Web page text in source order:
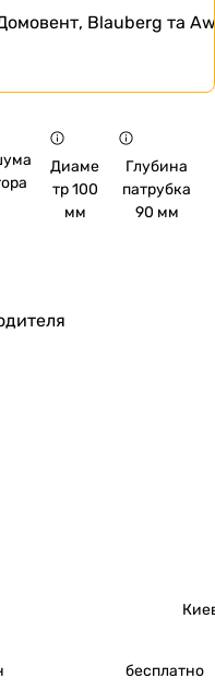
Blauberg та
Диаме
тр 100
мм
Глубина
патрубка
90 мм
бесплатно